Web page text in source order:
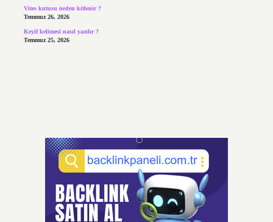
Vites kutusu neden kitlenir ?
Temmuz 26, 2026
Keyif kelimesi nasıl yazılır ?
Temmuz 25, 2026